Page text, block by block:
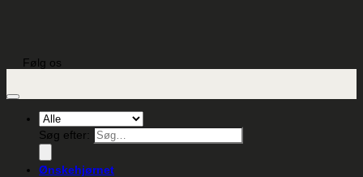
Følg os
Søg efter:
Ønskehjørnet